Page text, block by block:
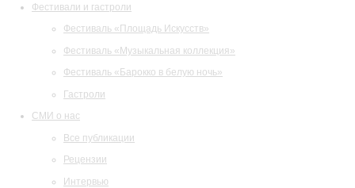
Фестивали и гастроли
Фестиваль «Площадь Искусств»
Фестиваль «Музыкальная коллекция»
Фестиваль «Барокко в белую ночь»
Гастроли
СМИ о нас
Все публикации
Рецензии
Интервью